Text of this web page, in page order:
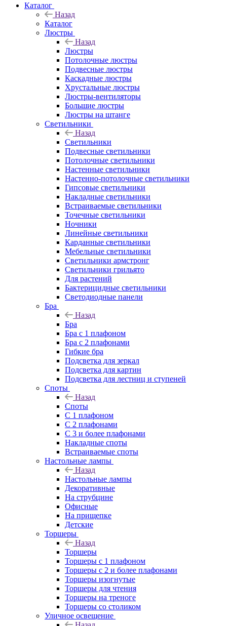
Каталог
Назад
Каталог
Люстры
Назад
Люстры
Потолочные люстры
Подвесные люстры
Каскадные люстры
Хрустальные люстры
Люстры-вентиляторы
Большие люстры
Люстры на штанге
Светильники
Назад
Светильники
Подвесные светильники
Потолочные светильники
Настенные светильники
Настенно-потолочные светильники
Гипсовые светильники
Накладные светильники
Встраиваемые светильники
Точечные светильники
Ночники
Линейные светильники
Карданные светильники
Мебельные светильники
Светильники армстронг
Светильники грильято
Для растений
Бактерицидные светильники
Светодиодные панели
Бра
Назад
Бра
Бра с 1 плафоном
Бра с 2 плафонами
Гибкие бра
Подсветка для зеркал
Подсветка для картин
Подсветка для лестниц и ступеней
Споты
Назад
Споты
С 1 плафоном
С 2 плафонами
С 3 и более плафонами
Накладные споты
Встраиваемые споты
Настольные лампы
Назад
Настольные лампы
Декоративные
На струбцине
Офисные
На прищепке
Детские
Торшеры
Назад
Торшеры
Торшеры с 1 плафоном
Торшеры с 2 и более плафонами
Торшеры изогнутые
Торшеры для чтения
Торшеры на треноге
Торшеры со столиком
Уличное освещение